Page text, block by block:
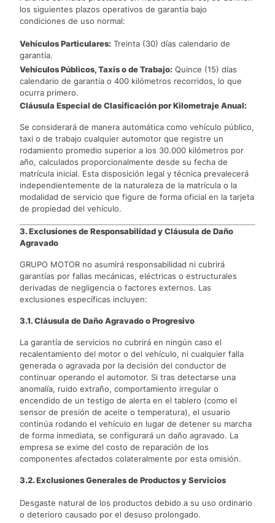
los siguientes plazos operativos de garantía bajo
condiciones de uso normal:
Vehículos Particulares: Treinta (30) días calendario de
garantía.
Vehículos Públicos, Taxis o de Trabajo: Quince (15) días
calendario de garantía o 400 kilómetros recorridos, lo que
ocurra primero.
Cláusula Especial de Clasificación por Kilometraje Anual:
Se considerará de manera automática como vehículo público,
taxi o de trabajo cualquier automotor que registre un
rodamiento promedio superior a los 30.000 kilómetros por
año, calculados proporcionalmente desde su fecha de
matrícula inicial. Esta disposición legal y técnica prevalecerá
independientemente de la naturaleza de la matrícula o la
modalidad de servicio que figure de forma oficial en la tarjeta
de propiedad del vehículo.
3. Exclusiones de Responsabilidad y Cláusula de Daño
Agravado
GRUPO MOTOR no asumirá responsabilidad ni cubrirá
garantías por fallas mecánicas, eléctricas o estructurales
derivadas de negligencia o factores externos. Las
exclusiones específicas incluyen:
3.1. Cláusula de Daño Agravado o Progresivo
La garantía de servicios no cubrirá en ningún caso el
recalentamiento del motor o del vehículo, ni cualquier falla
generada o agravada por la decisión del conductor de
continuar operando el automotor. Si tras detectarse una
anomalía, ruido extraño, comportamiento irregular o
encendido de un testigo de alerta en el tablero (como el
sensor de presión de aceite o temperatura), el usuario
continúa rodando el vehículo en lugar de detener su marcha
de forma inmediata, se configurará un daño agravado. La
empresa se exime del costo de reparación de los
componentes afectados colateralmente por esta omisión.
3.2. Exclusiones Generales de Productos y Servicios
Desgaste natural de los productos debido a su uso ordinario
o deterioro causado por el desuso prolongado.